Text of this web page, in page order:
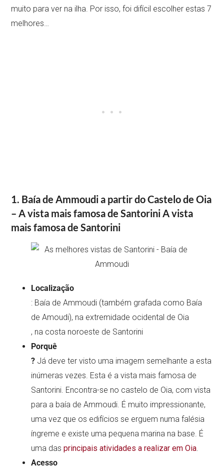
muito para ver na ilha. Por isso, foi difícil escolher estas 7
melhores…
1. Baía de Ammoudi a partir do Castelo de Oia
– A vista mais famosa de SantoriniA vista
mais famosa de Santorini
Localização
: Baía de Ammoudi (também grafada como Baía
de Amoudi), na extremidade ocidental de Oia
, na costa noroeste de Santorini
Porquê
? Já deve ter visto uma imagem semelhante a esta
inúmeras vezes. Esta é a vista mais famosa de
Santorini. Encontra-se no castelo de Oia, com vista
para a baía de Ammoudi. É muito impressionante,
uma vez que os edifícios se erguem numa falésia
íngreme e existe uma pequena marina na base. É
uma dasprincipais atividades a realizar em Oia.
Acesso